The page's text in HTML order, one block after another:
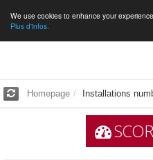
We use cookies to enhance your
Plus d'infos.
Homepage Installations